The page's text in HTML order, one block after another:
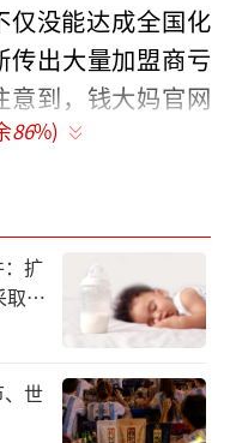
仅没能达成全国化
传出大量加盟商亏
到，钱大妈官网
钱大妈全国门店总
少。
门店绝大部分位
量接近2000家，
二。
12周年庆典上，公
86%)
扩
取预
世